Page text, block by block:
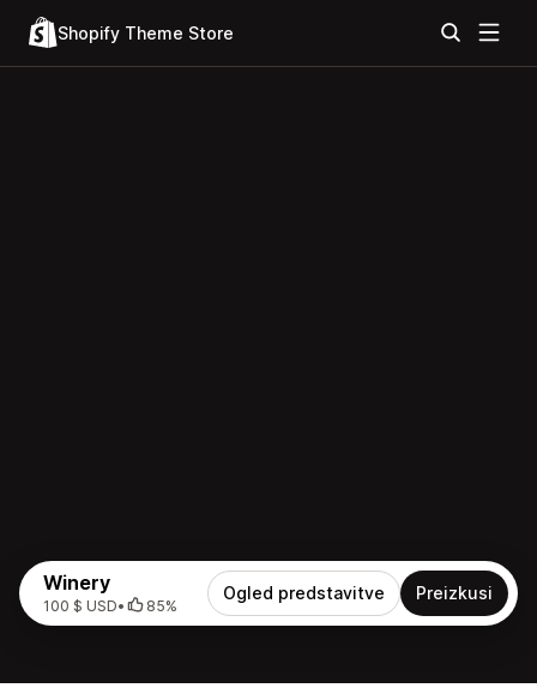
Shopify Theme Store
Winery
100 $ USD• 85%
Ogled predstavitve Preizkusi